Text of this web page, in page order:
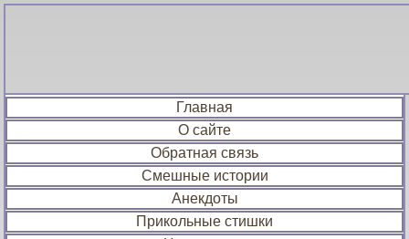
Главная
О сайте
Обратная связь
Смешные истории
Анекдоты
Прикольные стишки